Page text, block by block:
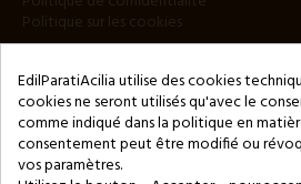
BULLETIN
EdilParatiAcilia utilise des cookies
cookies ne seront utilisés qu'avec le
comme indiqué dans la politique en
consentement peut être modifié ou
vos paramètres.